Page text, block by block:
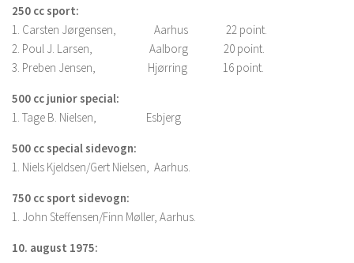
250 cc sport:
1. Carsten Jørgensen, Aarhus 22 point.
2. Poul J. Larsen, Aalborg 20 point.
3. Preben Jensen, Hjørring 16 point.
500 cc junior special:
1. Tage B. Nielsen, Esbjerg
500 cc special sidevogn:
1. Niels Kjeldsen/Gert Nielsen, Aarhus.
750 cc sport sidevogn:
1. John Steffensen/Finn Møller, Aarhus.
10. august 1975: